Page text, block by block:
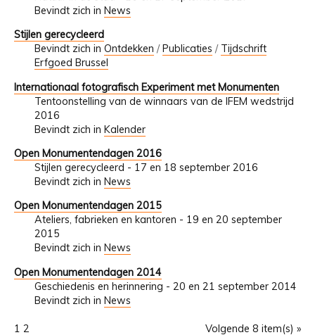
Bevindt zich in News
Stijlen gerecycleerd
Bevindt zich in Ontdekken /Publicaties / Tijdschrift
Erfgoed Brussel
Internationaal fotografisch Experiment met Monumenten
Tentoonstelling van de winnaars van de IFEM wedstrijd
2016
Bevindt zich in Kalender
Open Monumentendagen 2016
Stijlen gerecycleerd - 17 en 18 september 2016
Bevindt zich in News
Open Monumentendagen 2015
Ateliers, fabrieken en kantoren - 19 en 20 september
2015
Bevindt zich in News
Open Monumentendagen 2014
Geschiedenis en herinnering - 20 en 21 september 2014
Bevindt zich in News
Volgende 8 item(s) »
1 2